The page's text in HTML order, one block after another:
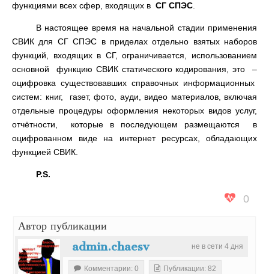
функциями всех сфер, входящих в СГ СПЭС.
В настоящее время на начальной стадии применения
СВИК для СГ СПЭС в приделах отдельно взятых наборов
функций, входящих в СГ, ограничивается, использованием
основной функцию СВИК статического кодирования, это –
оцифровка существовавших справочных информационных
систем: книг, газет, фото, ауди, видео материалов, включая
отдельные процедуры оформления некоторых видов услуг,
отчётности, которые в последующем размещаются в
оцифрованном виде на интернет ресурсах, обладающих
функцией СВИК.
P.S.
0
Автор публикации
не в сети 4 дня
admin.chaesv
Комментарии: 0 Публикации: 82